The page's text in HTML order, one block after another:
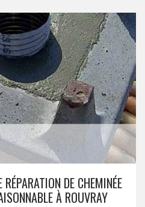
DE CHEMINÉE
À ROUVRAY